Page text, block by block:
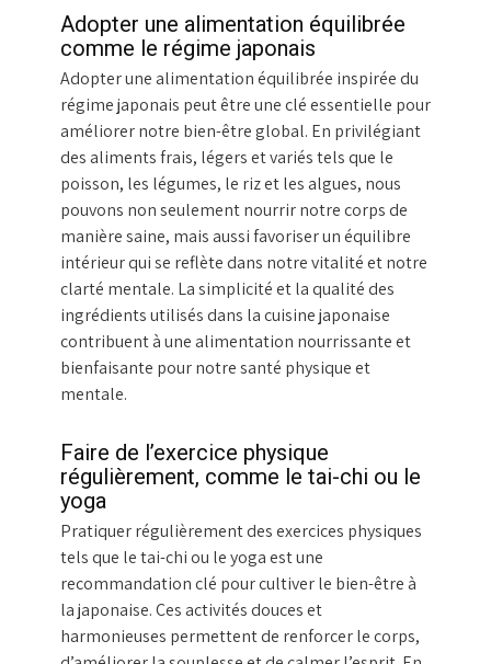
Adopter une alimentation équilibrée
comme le régime japonais
Adopter une alimentation équilibrée inspirée du
régime japonais peut être une clé essentielle pour
améliorer notre bien-être global. En privilégiant
des aliments frais, légers et variés tels que le
poisson, les légumes, le riz et les algues, nous
pouvons non seulement nourrir notre corps de
manière saine, mais aussi favoriser un équilibre
intérieur qui se reflète dans notre vitalité et notre
clarté mentale. La simplicité et la qualité des
ingrédients utilisés dans la cuisine japonaise
contribuent à une alimentation nourrissante et
bienfaisante pour notre santé physique et
mentale.
Faire de l’exercice physique
régulièrement, comme le tai-chi ou le
yoga
Pratiquer régulièrement des exercices physiques
tels que le tai-chi ou le yoga est une
recommandation clé pour cultiver le bien-être à
la japonaise. Ces activités douces et
harmonieuses permettent de renforcer le corps,